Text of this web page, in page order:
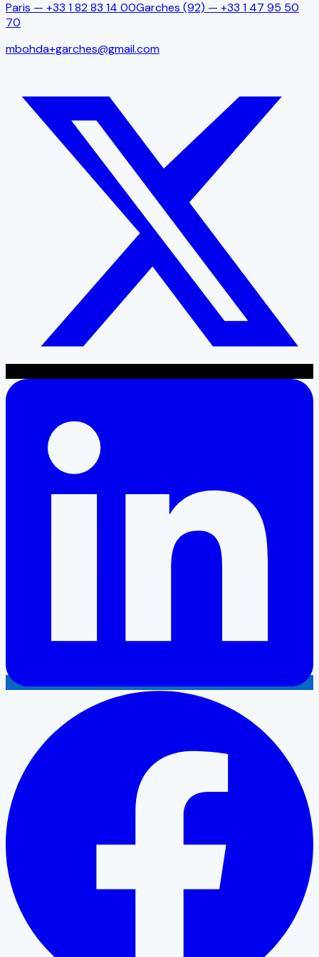
Paris — +33 1 82 83 14 00Garches (92) — +33 1 47 95 50
70
mbohda+garches@gmail.com